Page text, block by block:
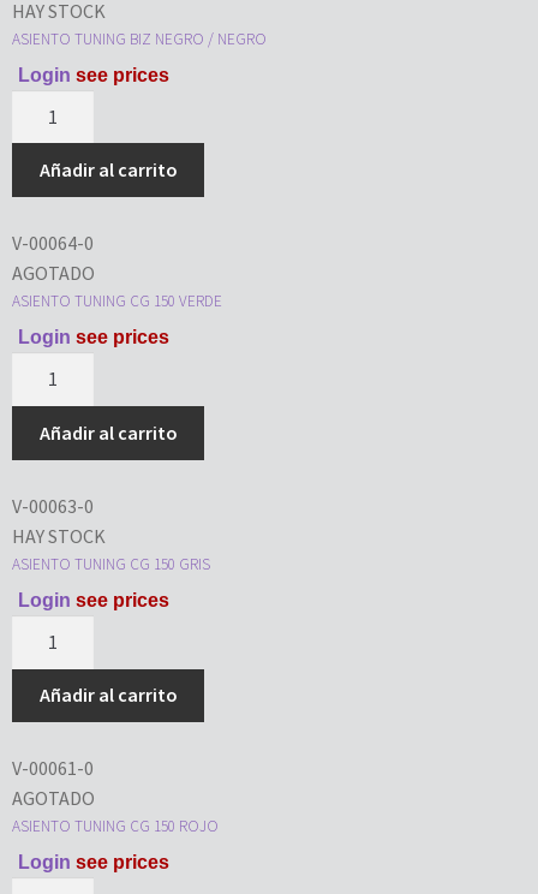
HAY STOCK
ASIENTO TUNING BIZ NEGRO / NEGRO
Login see prices
Añadir al carrito
V-00064-0
AGOTADO
ASIENTO TUNING CG 150 VERDE
Login see prices
Añadir al carrito
V-00063-0
HAY STOCK
ASIENTO TUNING CG 150 GRIS
Login see prices
Añadir al carrito
V-00061-0
AGOTADO
ASIENTO TUNING CG 150 ROJO
Login see prices